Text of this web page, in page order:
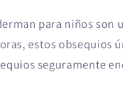
para niños
estos obsequios
seguramente